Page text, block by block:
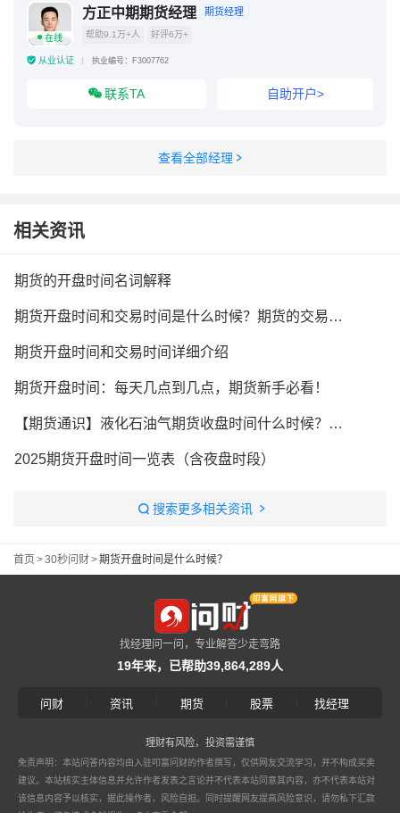
在线
方正中期期货经理 期货经理
帮助9.1万+人 好评6万+
从业认证 执业编号：F3007762
联系TA 自助开户>
查看全部经理
相关资讯
期货的开盘时间名词解释
期货开盘时间和交易时间是什么时候？期货的交易规则是什么？
期货开盘时间和交易时间详细介绍
期货开盘时间：每天几点到几点，期货新手必看！
【期货通识】液化石油气期货收盘时间什么时候？液化石油气期货开盘时间什么时候？
2025期货开盘时间一览表（含夜盘时段）
搜索更多相关资讯
首页 >30秒问财>期货开盘时间是什么时候？
找经理问一问，专业解答少走弯路
19年来，已帮助39,864,289人
问财 资讯 期货 股票 找经理
理财有风险，投资需谨慎
免责声明：本站问答内容均由入驻叩富问财的作者撰写，仅供网友交流学习，并不构成买卖
建议。本站核实主体信息并允许作者发表之言论并不代表本站同意其内容，亦不代表本站对
该信息内容予以核实，据此操作者，风险自担。同时提醒网友提高风险意识，请勿私下汇款